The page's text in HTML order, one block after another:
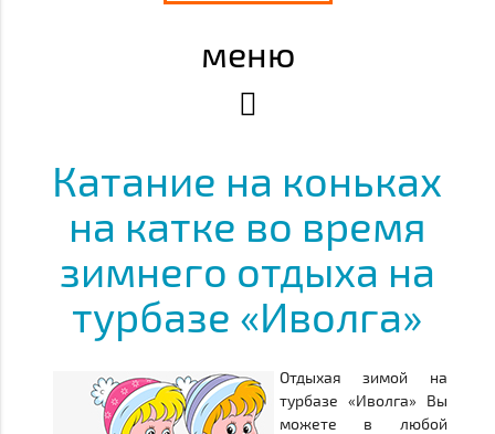
меню
Катание на коньках
на катке во время
зимнего отдыха на
турбазе «Иволга»
Отдыхая зимой на
турбазе «Иволга» Вы
можете в любой